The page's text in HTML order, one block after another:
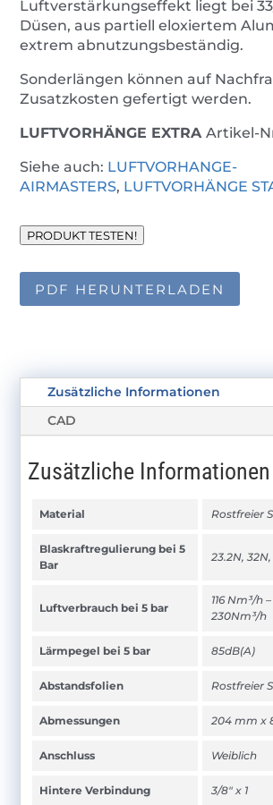
Luftverstärkungseffekt liegt bei
Düsen, aus partiell eloxiertem
extrem abnutzungsbeständig.
Sonderlängen können auf
Zusatzkosten gefertigt werden.
LUFTVORHÄNGE EXTRAArtikel-
Siehe auch: LUFTVORHANGE-
AIRMASTERS, LUFTVORHÄNGE
PRODUKT TESTEN!
PDF HERUNTERLADEN
Zusätzliche Informationen
CAD
Zusätzliche Informationen
Material Rostfreier
Blaskraftregulierung bei 5
Bar
23.2N,
Luftverbrauch bei 5 bar
116 Nm³/h
230Nm³/h
Lärmpegel bei 5 bar 85dB(A)
Abstandsfolien Rostfreier
Abmessungen 204 mm x
Anschluss Weiblich
Hintere Verbindung 3/8" x 1